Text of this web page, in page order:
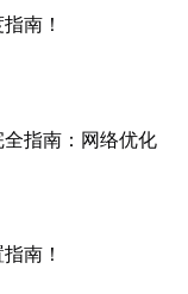
南！
指南：网络优化
南！